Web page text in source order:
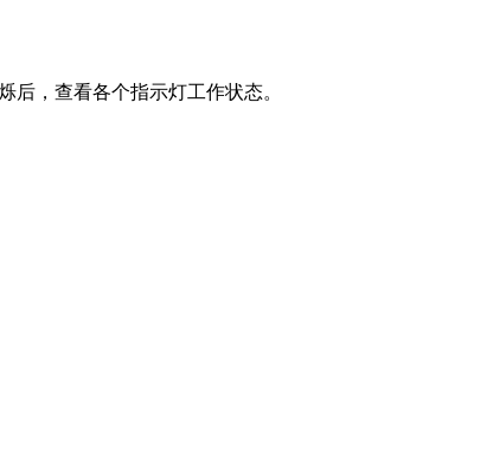
后，查看各个指示灯工作状态。